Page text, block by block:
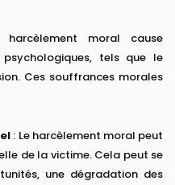
moral cause
tels que le
Ces souffrances morales
: Le harcèlement moral peut
de la victime. Cela peut se
une dégradation des